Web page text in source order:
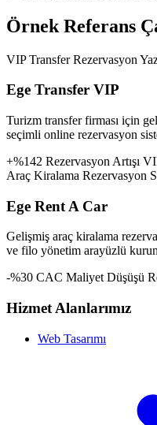
Örnek Referans
VIP Transfer Rezervasyon
Ege Transfer VIP
Turizm transfer firması için
seçimli online rezervasyon
+%142 Rezervasyon Artışı
Araç Kiralama Rezervasyon
Ege Rent A Car
Gelişmiş araç kiralama
ve filo yönetim arayüzlü
-%30 CAC Maliyet Düşüşü
Hizmet Alanlarımız
Web Tasarımı